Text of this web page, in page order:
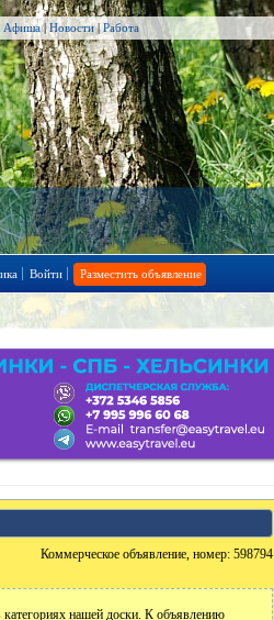
Афиша|Новости|Работа
Войти Разместить объявление
Коммерческое объявление, номер: 598794
нашей доски. К объявлению